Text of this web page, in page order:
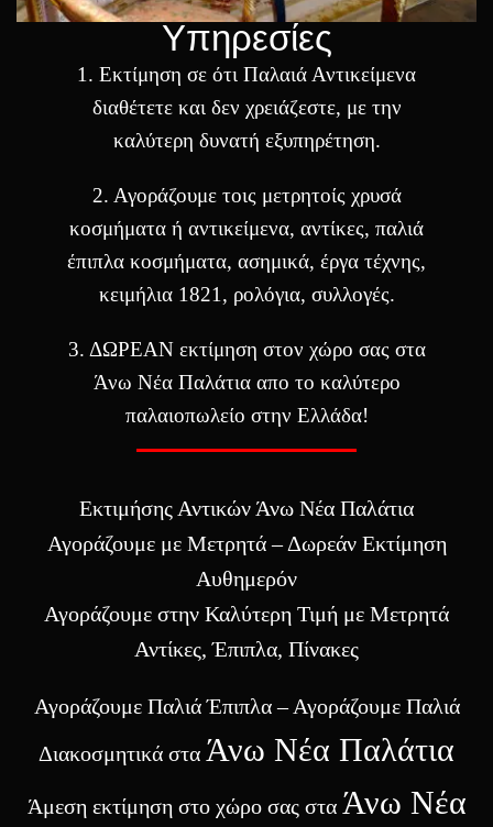
Υπηρεσίες
1. Eκτίμηση σε ότι Παλαιά Αντικείμενα
διαθέτετε και δεν χρειάζεστε, με την
καλύτερη δυνατή εξυπηρέτηση.
2. Αγοράζουμε τοις μετρητοίς χρυσά
κοσμήματα ή αντικείμενα, αντίκες, παλιά
έπιπλα κοσμήματα, ασημικά, έργα τέχνης,
κειμήλια 1821, ρολόγια, συλλογές.
3. ΔΩΡΕΑΝ εκτίμηση στον χώρο σας στα
Άνω Νέα Παλάτια απο το καλύτερο
παλαιοπωλείο στην Ελλάδα!
Εκτιμήσης Αντικών Άνω Νέα Παλάτια
Αγοράζουμε με Μετρητά – Δωρεάν Εκτίμηση
Αυθημερόν
Αγοράζουμε στην Καλύτερη Τιμή με Μετρητά
Αντίκες, Έπιπλα, Πίνακες
Αγοράζουμε Παλιά Έπιπλα – Αγοράζουμε Παλιά
Διακοσμητικά στα Άνω Νέα Παλάτια
Άμεση εκτίμηση στο χώρο σας στα Άνω Νέα